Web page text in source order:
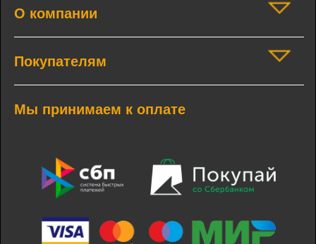
О компании
Покупателям
Мы принимаем к оплате